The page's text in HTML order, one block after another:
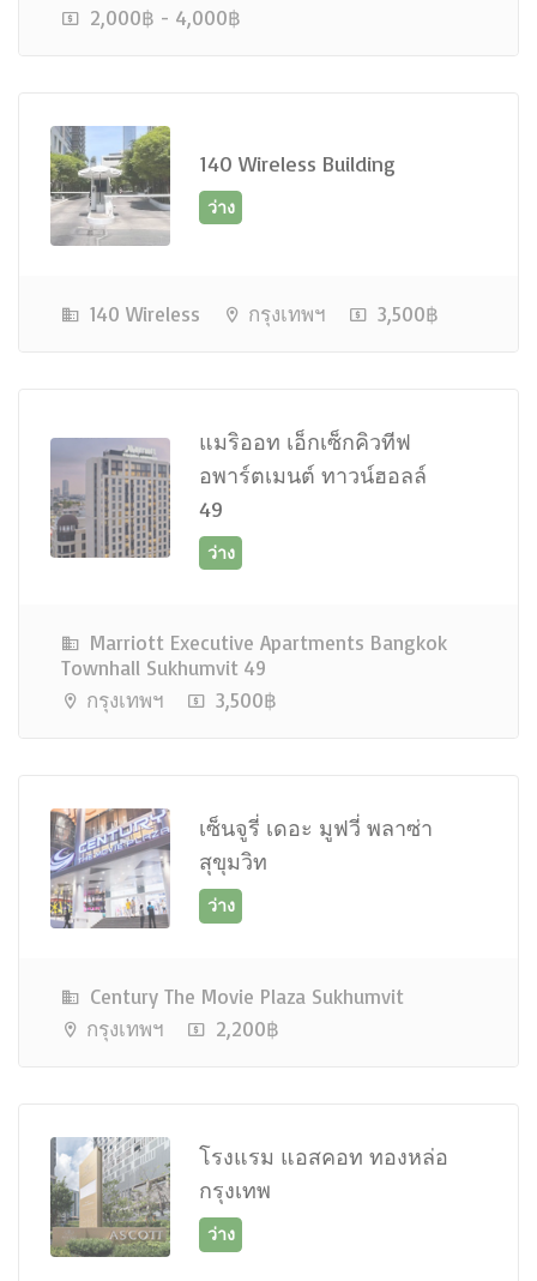
2,000฿ - 4,000฿
140 Wireless Building
ว่าง
140 Wireless กรุงเทพฯ 3,500฿
แมริออท เอ็กเซ็กคิวทีฟ
อพาร์ตเมนต์ ทาวน์ฮอลล์
49
ว่าง
Marriott Executive Apartments Bangkok
Townhall Sukhumvit 49
กรุงเทพฯ
3,500฿
เซ็นจูรี่ เดอะ มูฟวี่ พลาซ่า
สุขุมวิท
ว่าง
Century The Movie Plaza Sukhumvit
กรุงเทพฯ
2,200฿
โรงแรม แอสคอท ทองหล่อ
กรุงเทพ
ว่าง